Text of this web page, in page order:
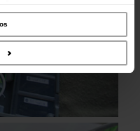
análise, que as podem combinar
recolhidas por estes a partir da